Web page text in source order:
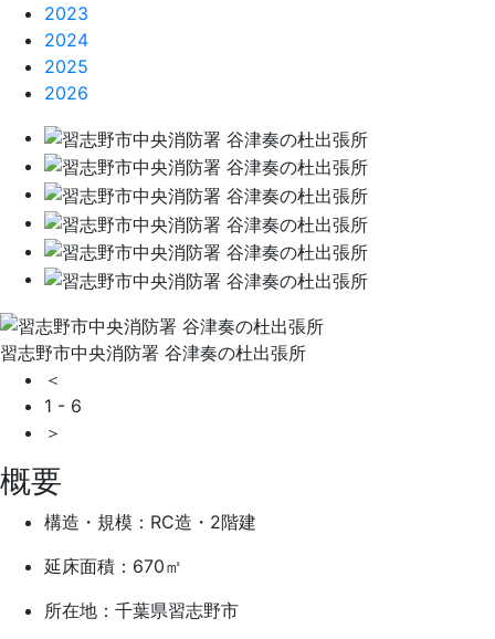
2023
2024
2025
2026
習志野市中央消防署 谷津奏の杜出張所
＜
1 - 6
＞
概要
構造・規模：RC造・2階建
延床面積：670㎡
所在地：千葉県習志野市